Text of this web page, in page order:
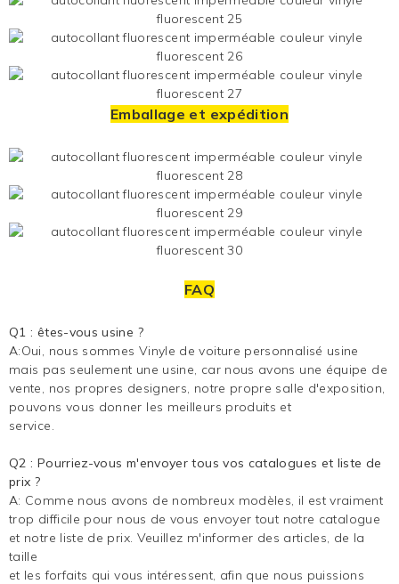
Emballage et expédition
FAQ
Q1 : êtes-vous usine ?
A:Oui, nous sommes Vinyle de voiture personnalisé usine
mais pas seulement une usine, car nous avons une équipe de
vente, nos propres designers, notre propre salle d'exposition,
pouvons vous donner les meilleurs produits et
service.
Q2 : Pourriez-vous m'envoyer tous vos catalogues et liste de
prix ?
A: Comme nous avons de nombreux modèles, il est vraiment
trop difficile pour nous de vous envoyer tout notre catalogue
et notre liste de prix. Veuillez m'informer des articles, de la
taille
et les forfaits qui vous intéressent, afin que nous puissions